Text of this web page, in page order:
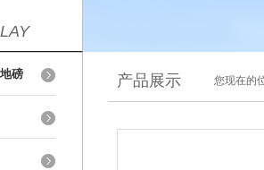
磅 产品展示 您现在的